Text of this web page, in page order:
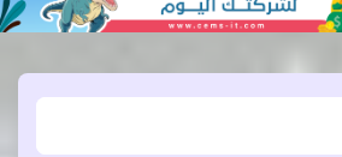
حي